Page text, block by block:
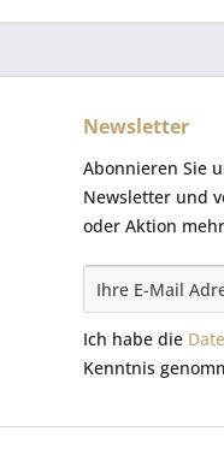
Newsletter
Abonnieren Sie
Newsletter und
oder Aktion
Ich habe die
Kenntnis